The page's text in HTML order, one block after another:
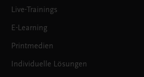
Live-Trainings
E-Learning
Printmedien
Individuelle Lösungen